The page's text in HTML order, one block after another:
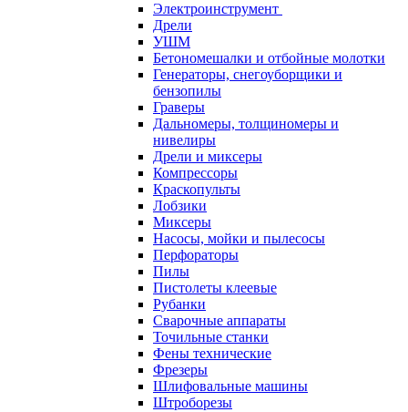
Электроинструмент
Дрели
УШМ
Бетономешалки и отбойные молотки
Генераторы, снегоуборщики и
бензопилы
Граверы
Дальномеры, толщиномеры и
нивелиры
Дрели и миксеры
Компрессоры
Краскопульты
Лобзики
Миксеры
Насосы, мойки и пылесосы
Перфораторы
Пилы
Пистолеты клеевые
Рубанки
Сварочные аппараты
Точильные станки
Фены технические
Фрезеры
Шлифовальные машины
Штроборезы